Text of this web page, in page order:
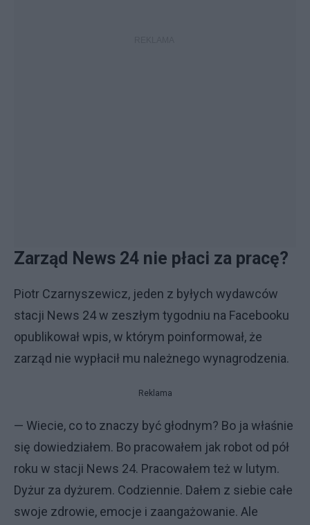
Zarząd News 24 nie płaci za pracę?
Piotr Czarnyszewicz, jeden z byłych wydawców
stacji News 24 w zeszłym tygodniu na Facebooku
opublikował wpis, w którym poinformował, że
zarząd nie wypłacił mu należnego wynagrodzenia.
Reklama
— Wiecie, co to znaczy być głodnym? Bo ja właśnie
się dowiedziałem. Bo pracowałem jak robot od pół
roku w stacji News 24. Pracowałem też w lutym.
Dyżur za dyżurem. Codziennie. Dałem z siebie całe
swoje zdrowie, emocje i zaangażowanie. Ale